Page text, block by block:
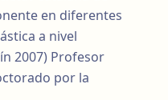
en diferentes
a nivel
2007) Profesor
por la